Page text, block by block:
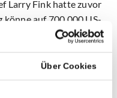
Über Cookies
Larry Fink hatte zuvor
auf 700.000 US-
Anleger in großem Stil
Bitcoin-Kritiker Peter